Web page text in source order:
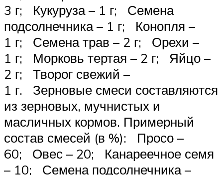
3 г; Кукуруза – 1 г; Семена
подсолнечника – 1 г; Конопля –
1 г; Семена трав – 2 г; Орехи –
1 г; Морковь тертая – 2 г; Яйцо –
2 г; Творог свежий –
1 г. Зерновые смеси составляются
из зерновых, мучнистых и
масличных кормов. Примерный
состав смесей (в %): Просо –
60; Овес – 20; Канареечное семя
– 10; Семена подсолнечника –